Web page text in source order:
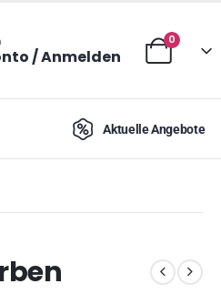
/ Anmelden
0
Aktuelle Angebote